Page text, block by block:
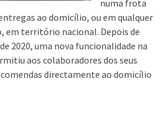
numa frota
ao domicílio, ou em qualquer
em território nacional. Depois de
2020, uma nova funcionalidade na
aos colaboradores dos seus
directamente ao domicílio